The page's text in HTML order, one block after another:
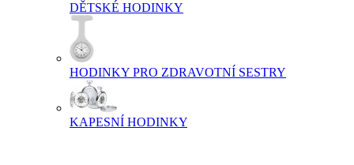
DĚTSKÉ HODINKY
HODINKY PRO ZDRAVOTNÍ SESTRY
KAPESNÍ HODINKY